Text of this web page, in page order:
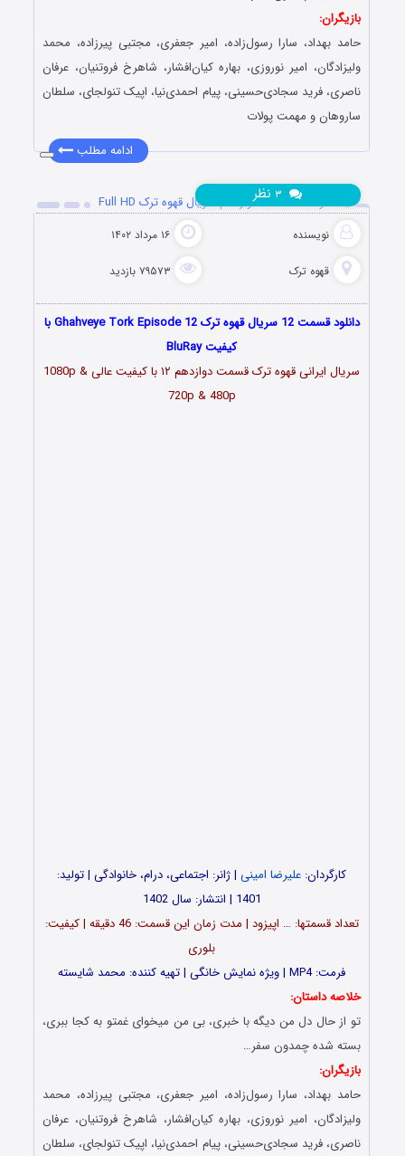
بازیگران:
حامد بهداد، سارا رسول‌زاده، امیر جعفری، مجتبی پیرزاده، محمد
ولیزادگان، امیر نوروزی، بهاره کیان‌افشار، شاهرخ فروتنیان، عرفان
ناصری، فرید سجادی‌حسینی، پیام احمدی‌نیا، اپیک تنولجای، سلطان
ساروهان و مهمت پولات
ادامه مطلب
دانلود قسمت 12 دوازدهم سریال قهوه ترک Full HD
نویسنده ۱۶ مرداد ۱۴۰۲
قهوه ترک ۷۹۵۷۳ بازدید
نظر
دانلود قسمت 12 سریال قهوه ترک Ghahveye Tork Episode 12 با
کیفیت BluRay
سریال ایرانی قهوه ترک قسمت دوازدهم ۱۲ با کیفیت عالی 1080p &
720p & 480p
کارگردان: علیرضا امینی | ژانر: اجتماعی، درام، خانوادگی | تولید:
1401 | انتشار: سال 1402
تعداد قسمت‎ها: … اپیزود | مدت زمان این قسمت: 46 دقیقه | کیفیت:
بلوری
فرمت: MP4 | ویژه نمایش خانگی | تهیه کننده: محمد شایسته
خلاصه داستان:
تو از حال دل من دیگه با خبری، بی من میخوای غمتو به کجا ببری،
بسته شده چمدون سفر…
بازیگران:
حامد بهداد، سارا رسول‌زاده، امیر جعفری، مجتبی پیرزاده، محمد
ولیزادگان، امیر نوروزی، بهاره کیان‌افشار، شاهرخ فروتنیان، عرفان
ناصری، فرید سجادی‌حسینی، پیام احمدی‌نیا، اپیک تنولجای، سلطان